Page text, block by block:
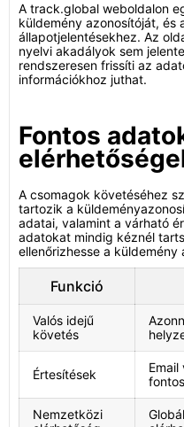
A track.global weboldalon
küldemény azonosítóját, és
állapotjelentésekhez. Az
nyelvi akadályok sem
rendszeresen frissíti az
információkhoz juthat.
Fontos
A csomagok követéséhez
tartozik a
adatai, valamint a várható
adatokat mindig kéznél
ellenőrizhesse a küldemény
Funkció
Valós idejű
követés
Értesítések
Nemzetközi